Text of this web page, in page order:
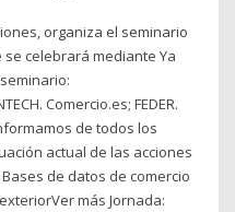
organiza el seminario
celebrará mediante Ya
Comercio.es; FEDER.
de todos los
actual de las acciones
de datos de comercio
más Jornada: